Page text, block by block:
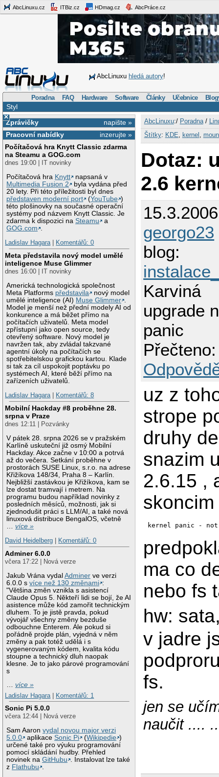
AbcLinuxu.cz ITBiz.cz HDmag.cz AbcPráce.cz
AbcLinuxu hledá autory!
Poradna FAQ Hardware Software Články Učebnice
Styl
×
napište »
Zprávičky
inzerujte »
Pracovní nabídky
Počítačová hra Knytt Classic zdarma
na Steamu a GOG.com
dnes 19:00 | IT novinky
Počítačová hra Knytt
napsaná v
Multimedia Fusion 2
byla vydána před
20 lety. Při této příležitosti byl dnes
představen moderní port
(YouTube )
této plošinovky na současné operační
systémy pod názvem Knytt Classic. Je
zdarma k dispozici naSteamu
a
GOG.com
Ladislav Hagara| Komentářů: 0
Meta představila nový model umělé
inteligence Muse Glimmer
dnes 16:00 | IT novinky
Americká technologická společnost
Meta Platforms představila
nový model
umělé inteligence (AI) Muse Glimmer
Model je menší než přední modely AI od
konkurence a má běžet přímo na
počítačích uživatelů. Meta model
zpřístupní jako open source, tedy
otevřený software. Nový model je
navržen tak, aby zvládal takzvané
agentní úkoly na počítačích se
spotřebitelskou grafickou kartou. Klade
si tak za cíl uspokojit poptávku po
systémech AI, které běží přímo na
zařízeních uživatelů.
Ladislav Hagara| Komentářů: 8
Mobilní Hackday #8 proběhne 28.
srpna v Praze
dnes 12:11 | Pozvánky
V pátek 28. srpna 2026 se v pražském
Karlíně uskuteční již osmý Mobilní
Hackday. Akce začne v 10:00 a potrvá
až do večera. Setkání proběhne v
prostorách SUSE Linux, s.r.o. na adrese
Křižíkova 148/34, Praha 8 – Karlín.
Nejbližší zastávkou je Křižíkova, kam se
lze dostat tramvají i metrem. Na
programu budou například novinky z
posledních měsíců, možnosti, jak si
zjednodušit práci s LLM/AI, a také nová
linuxová distribuce BengalOS, včetně
…více »
David Heidelberg
Komentářů: 0
Adminer 6.0.0
včera 17:22 | Nová verze
Jakub Vrána vydalAdminer ve verzi
6.0.0 svíce než 130 změnami :
"Většina změn vznikla s asistencí
Claude Opus 5. Někteří lidi se bojí, že AI
asistence může kód zamořit technickým
dluhem. To je jistě pravda, pokud
vývojář všechny změny bezduše
odbouchne Enterem. Ale pokud si
pořádně projde plán, vyjedná v něm
změny a pak totéž udělá i s
vygenerovaným kódem, kvalita kódu
stoupne a technický dluh naopak
klesne. Je to jako párové programování
s
…více »
Ladislav Hagara
Komentářů: 1
Sonic Pi 5.0.0
včera 12:44 | Nová verze
Sam Aaronvydal novou major verzi
5.0.0
aplikaceSonic Pi (Wikipedie )
určené také pro výuku programování
pomocí skládání hudby. Přehled
novinek naGitHubu . Instalovat lze také
z Flathubu .
AbcLinuxu:/ Poradna/
Štítky: KDE kernel
Dotaz:
2.6
georgo23
blog:
Karviná
upgrade
panic
uz z
strope
druhy
snazim
2.6.15 ,
ma co
nebo fs
hw:
v jadre
fs.
jen se
naučit ....